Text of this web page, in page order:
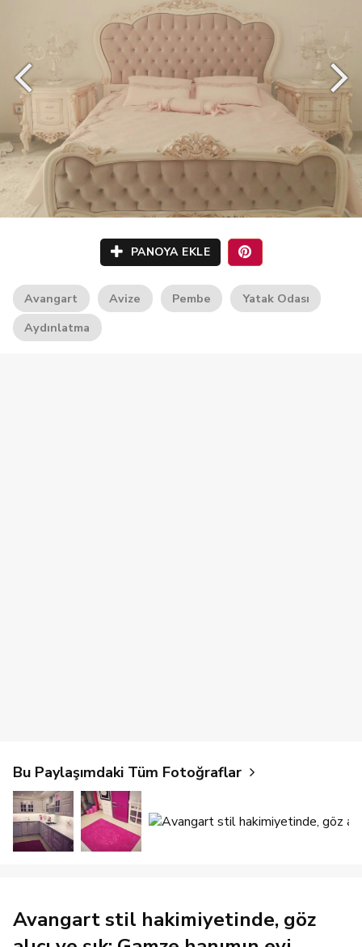
PANOYA EKLE
Avangart Avize Pembe
Yatak Odası
Aydınlatma
Bu Paylaşımdaki Tüm Fotoğraflar
Avangart stil hakimiyetinde, göz